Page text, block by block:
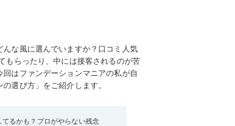
な風に選んでいますか？口コミ人気
もらったり、中には接客されるのが苦
はファンデーションマニアの私が自
選び方」をご紹介します。
るかも？プロがやらない残念